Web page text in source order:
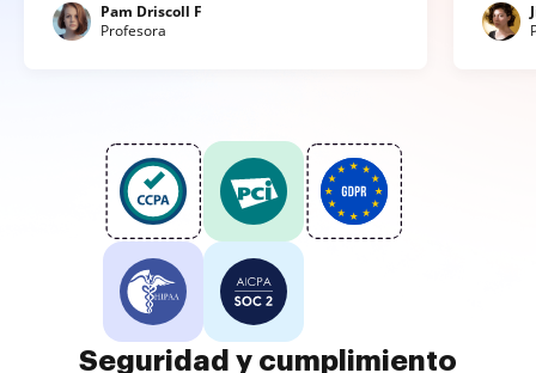
Pam Driscoll F
Profesora
Seguridad y cumplimiento